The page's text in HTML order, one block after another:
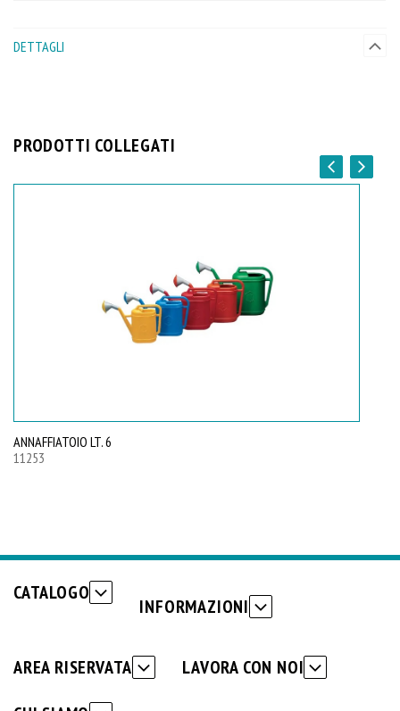
DETTAGLI
PRODOTTI COLLEGATI
ANNAFFIATOIO LT. 6
11253
CATALOGO
INFORMAZIONI
AREA RISERVATA LAVORA CON NOI